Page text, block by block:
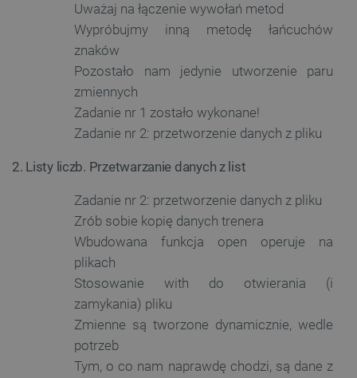
Uważaj na łączenie wywołań metod
Wypróbujmy inną metodę łańcuchów
znaków
Pozostało nam jedynie utworzenie paru
zmiennych
Zadanie nr 1 zostało wykonane!
Zadanie nr 2: przetworzenie danych z pliku
2. Listy liczb. Przetwarzanie danych z list
Zadanie nr 2: przetworzenie danych z pliku
Zrób sobie kopię danych trenera
Wbudowana funkcja open operuje na
plikach
Stosowanie with do otwierania (i
zamykania) pliku
Zmienne są tworzone dynamicznie, wedle
potrzeb
Tym, o co nam naprawdę chodzi, są dane z